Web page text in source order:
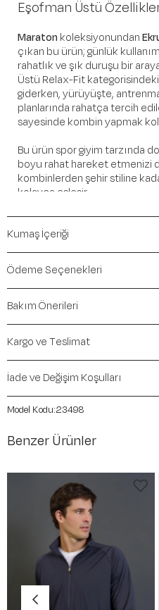
Eşofman Üstü
Maraton koleksiyonundan
çıkan bu ürün; günlük
rahatlık ve şık duruşu bir
Üstü Relax-Fit
giderken, yürüyüşte,
planlarında rahatça tercih
sayesinde kombin yapmak
Bu ürün spor giyim tarzında
boyu rahat hareket etmenizi
kombinlerden şehir stiline
kolayca eşleşir.
Öne Çıkan Detaylar
Marka:Maraton
Renk:Ekru-
Elastane
Kalıp / Form:Relax-Fit
Mevsim:İlkbahar-Yaz
Kumaş İçeriği
Ödeme Seçenekleri
Bakım Önerileri
Kargo ve Teslimat
İade ve Değişim Koşulları
23498
Benzer Ürünler